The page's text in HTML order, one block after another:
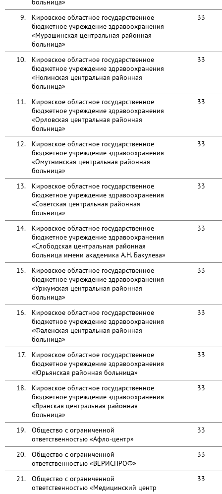
больница»
9.
Кировское областное государственное
бюджетное учреждение здравоохранения
«Мурашинская центральная районная
больница»
33
10.
Кировское областное государственное
бюджетное учреждение здравоохранения
«Нолинская центральная районная
больница»
33
11.
Кировское областное государственное
бюджетное учреждение здравоохранения
«Орловская центральная районная
больница»
33
12.
Кировское областное государственное
бюджетное учреждение здравоохранения
«Омутнинская центральная районная
больница»
33
13.
Кировское областное государственное
бюджетное учреждение здравоохранения
«Советская центральная районная
больница»
33
14.
Кировское областное государственное
бюджетное учреждение здравоохранения
«Слободская центральная районная
больница имени академика А.Н. Бакулева»
33
15.
Кировское областное государственное
бюджетное учреждение здравоохранения
«Уржумская центральная районная
больница»
33
16.
Кировское областное государственное
бюджетное учреждение здравоохранения
«Фаленская центральная районная
больница»
33
17.
Кировское областное государственное
бюджетное учреждение здравоохранения
«Юрьянская районная больница»
33
18.
Кировское областное государственное
бюджетное учреждение здравоохранения
«Яранская центральная районная
больница»
33
19.
Общество с ограниченной
ответственностью «Афло-центр»
33
20.
Общество с ограниченной
ответственностью «ВЕРИСПРОФ»
33
21.
Общество с ограниченной
ответственностью «Медицинский центр
33